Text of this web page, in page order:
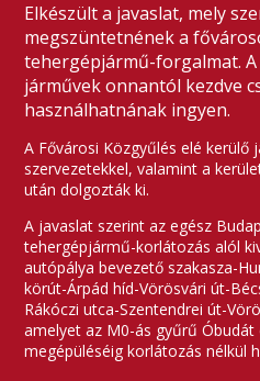
Elkészült a javaslat, mely
megszüntetnének a
tehergépjármű-forgalmat.
járművek onnantól kezdve
használhatnának ingyen.
A Fővárosi Közgyűlés elé kerülő
szervezetekkel, valamint a
után dolgozták ki.
A javaslat szerint az egész
tehergépjármű-korlátozás alól
autópálya bevezető szakasza-
körút-Árpád híd-Vörösvári út-
Rákóczi utca-Szentendrei út-
amelyet az M0-ás gyűrű Óbudát
megépüléséig korlátozás nélkül